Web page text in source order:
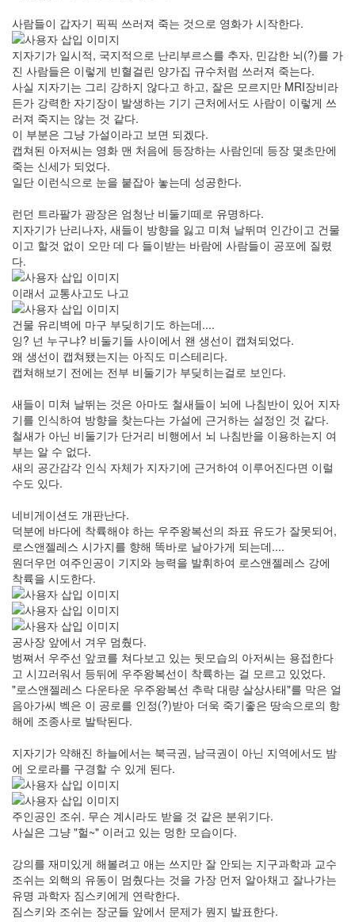
사람들이 갑자기 픽픽 쓰러져 죽는 것으로 영화가 시작한다.
지자기가 일시적, 국지적으로 난리부르스를 추자, 민감한 뇌(?)를 가
진 사람들은 이렇게 빈혈걸린 양가집 규수처럼 쓰러져 죽는다.
사실 지자기는 그리 강하지 않다고 하고, 잘은 모르지만 MRI장비라
든가 강력한 자기장이 발생하는 기기 근처에서도 사람이 이렇게 쓰
러져 죽지는 않는 것 같다.
이 부분은 그냥 가설이라고 보면 되겠다.
캡쳐된 아저씨는 영화 맨 처음에 등장하는 사람인데 등장 몇초만에
죽는 신세가 되었다.
일단 이런식으로 눈을 붙잡아 놓는데 성공한다.
런던 트라팔가 광장은 엄청난 비둘기떼로 유명하다.
지자기가 난리나자, 새들이 방향을 잃고 미쳐 날뛰며 인간이고 건물
이고 할것 없이 오만 데 다 들이받는 바람에 사람들이 공포에 질렸
다.
이래서 교통사고도 나고
건물 유리벽에 마구 부딪히기도 하는데....
잉? 넌 누구냐? 비둘기들 사이에서 왠 생선이 캡쳐되었다.
왜 생선이 캡쳐됐는지는 아직도 미스테리다.
캡쳐해보기 전에는 전부 비둘기가 부딪히는걸로 보인다.
새들이 미쳐 날뛰는 것은 아마도 철새들이 뇌에 나침반이 있어 지자
기를 인식하여 방향을 찾는다는 가설에 근거하는 설정인 것 같다.
철새가 아닌 비둘기가 단거리 비행에서 뇌 나침반을 이용하는지 여
부는 알 수 없다.
새의 공간감각 인식 자체가 지자기에 근거하여 이루어진다면 이럴
수도 있다.
네비게이션도 개판난다.
덕분에 바다에 착륙해야 하는 우주왕복선의 좌표 유도가 잘못되어,
로스앤젤레스 시가지를 향해 똑바로 날아가게 되는데....
원더우먼 여주인공이 기지와 능력을 발휘하여 로스앤젤레스 강에
착륙을 시도한다.
공사장 앞에서 겨우 멈췄다.
벙쪄서 우주선 앞코를 쳐다보고 있는 뒷모습의 아저씨는 용접한다
고 시끄러워서 등뒤에 우주왕복선이 착륙하는 걸 모르고 있었다.
"로스앤젤레스 다운타운 우주왕복선 추락 대량 살상사태"를 막은 얼
음아가씨 벡은 이 공로를 인정(?)받아 더욱 죽기좋은 땅속으로의 항
해에 조종사로 발탁된다.
지자기가 약해진 하늘에서는 북극권, 남극권이 아닌 지역에서도 밤
에 오로라를 구경할 수 있게 된다.
주인공인 조쉬. 무슨 계시라도 받을 것 같은 분위기다.
사실은 그냥 "헐~" 이러고 있는 멍한 모습이다.
강의를 재미있게 해볼려고 애는 쓰지만 잘 안되는 지구과학과 교수
조쉬는 외핵의 유동이 멈췄다는 것을 가장 먼저 알아채고 잘나가는
유명 과학자 짐스키에게 연락한다.
짐스키와 조쉬는 장군들 앞에서 문제가 뭔지 발표한다.